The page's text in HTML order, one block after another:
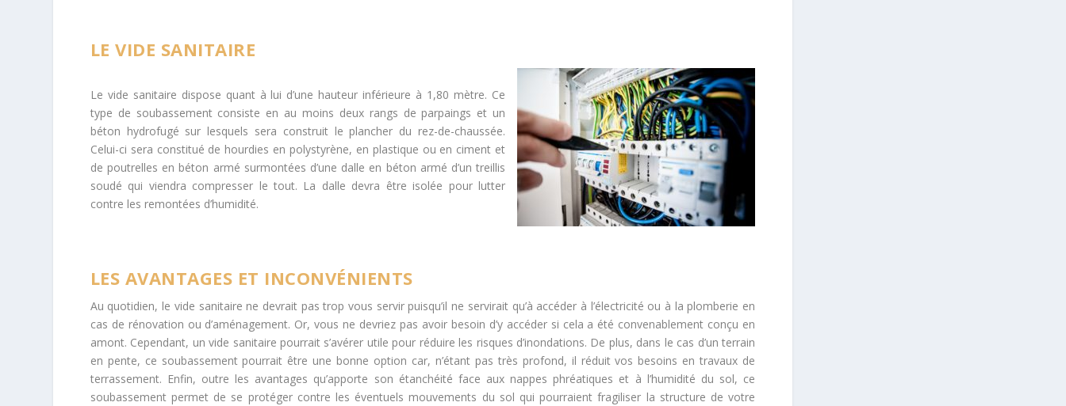
LE VIDE SANITAIRE
Le vide sanitaire dispose quant à lui d’une hauteur inférieure à 1,80 mètre. Ce
type de soubassement consiste en au moins deux rangs de parpaings et un
béton hydrofugé sur lesquels sera construit le plancher du rez-de-chaussée.
Celui-ci sera constitué de hourdies en polystyrène, en plastique ou en ciment et
de poutrelles en béton armé surmontées d’une dalle en béton armé d’un treillis
soudé qui viendra compresser le tout. La dalle devra être isolée pour lutter
contre les remontées d’humidité.
LES AVANTAGES ET INCONVÉNIENTS
Au quotidien, le vide sanitaire ne devrait pas trop vous servir puisqu’il ne servirait qu’à accéder à l’électricité ou à la plomberie en
cas de rénovation ou d’aménagement. Or, vous ne devriez pas avoir besoin d’y accéder si cela a été convenablement conçu en
amont. Cependant, un vide sanitaire pourrait s’avérer utile pour réduire les risques d’inondations. De plus, dans le cas d’un terrain
en pente, ce soubassement pourrait être une bonne option car, n’étant pas très profond, il réduit vos besoins en travaux de
terrassement. Enfin, outre les avantages qu’apporte son étanchéité face aux nappes phréatiques et à l’humidité du sol, ce
soubassement permet de se protéger contre les éventuels mouvements du sol qui pourraient fragiliser la structure de votre